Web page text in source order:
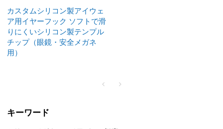
カスタムシリコン製アイウェ
ア用イヤーフック ソフトで滑
りにくいシリコン製テンプル
チップ（眼鏡・安全メガネ
用）
キーワード